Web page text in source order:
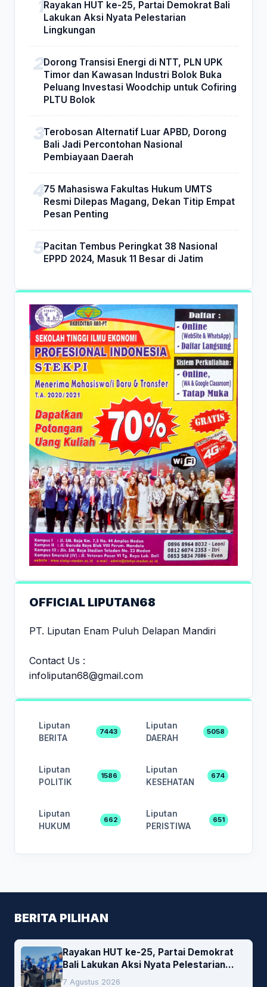
Rayakan HUT ke-25, Partai Demokrat Bali
Lakukan Aksi Nyata Pelestarian
Lingkungan
Dorong Transisi Energi di NTT, PLN UPK
Timor dan Kawasan Industri Bolok Buka
Peluang Investasi Woodchip untuk Cofiring
PLTU Bolok
Terobosan Alternatif Luar APBD, Dorong
Bali Jadi Percontohan Nasional
Pembiayaan Daerah
75 Mahasiswa Fakultas Hukum UMTS
Resmi Dilepas Magang, Dekan Titip Empat
Pesan Penting
Pacitan Tembus Peringkat 38 Nasional
EPPD 2024, Masuk 11 Besar di Jatim
OFFICIAL LIPUTAN68
PT. Liputan Enam Puluh Delapan Mandiri
Contact Us :
infoliputan68@gmail.com
Liputan
BERITA
7443
Liputan
DAERAH
5058
Liputan
POLITIK
1586
Liputan
KESEHATAN
674
Liputan
HUKUM
662
Liputan
PERISTIWA
651
BERITA PILIHAN
Rayakan HUT ke-25, Partai Demokrat
Bali Lakukan Aksi Nyata Pelestarian
Lingkungan
7 Agustus 2026